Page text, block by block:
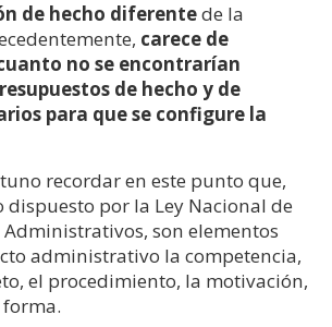
de hecho diferentede la
carece de
no se encontrarían
de hecho y de
para que se configure la
recordar en este punto que,
dispuesto por la Ley Nacional de
son elementos
administrativo la competencia,
el procedimiento, la motivación,